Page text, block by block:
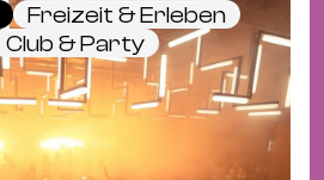
Freizeit & Erleben
Club & Party